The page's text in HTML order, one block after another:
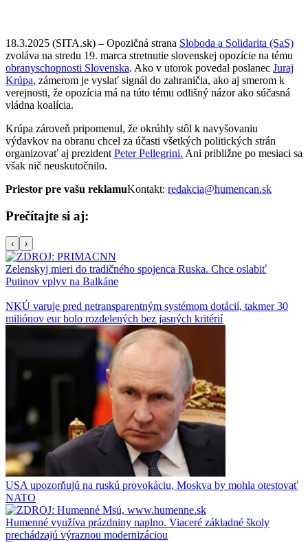
18.3.2025 (SITA.sk) – Opozičná strana Sloboda a Solidarita (SaS)
zvoláva na stredu 19. marca stretnutie slovenskej opozície na tému
obranyschopnosti Slovenska. Ako v utorok povedal poslanec Juraj
Krúpa, zámerom je vyslať signál do zahraničia, ako aj smerom k
verejnosti, že opozícia má na túto tému odlišný názor ako súčasná
vládna koalícia.
Krúpa zároveň pripomenul, že okrúhly stôl k navyšovaniu
výdavkov na obranu chcel za účasti všetkých politických strán
organizovať aj prezident Peter Pellegrini. Ani približne po mesiaci sa
však nič neuskutočnilo.
Priestor pre vašu reklamuKontakt: redakcia@humencan.sk
Prečítajte si aj:
‹ ›
Zelenskyj mieri do tradičného spojenca Ruska. Chce oslabiť
Putinov vplyv na Balkáne
NKÚ varuje pred netransparentným systémom dotácií, takmer 30
miliónov eur bolo rozdelených bez jasných kritérií
USA upozorňujú na ruskú provokáciu, Moskva by mohla otestovať
NATO
Humenné využíva prázdniny naplno. Viaceré základné školy
prechádzajú výraznou modernizáciou